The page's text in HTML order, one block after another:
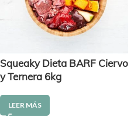
Squeaky Dieta BARF Ciervo
y Ternera 6kg
LEER MÁS